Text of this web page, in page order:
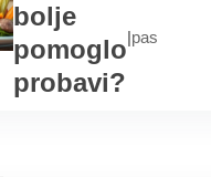
bolje
pomoglo
probavi?
|pas